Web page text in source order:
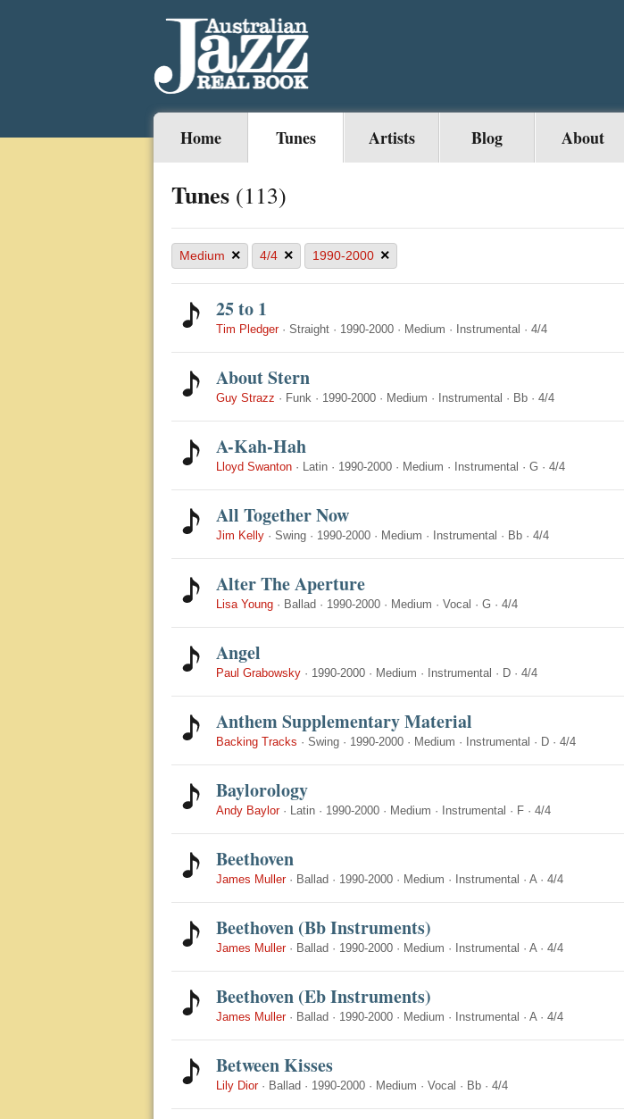
Home Tunes Artists Blog About
Tunes (113)
Medium × 4/4 × 1990-2000 ×
25 to 1
Tim Pledger· Straight · 1990-2000 · Medium · Instrumental · 4/4
About Stern
Guy Strazz · Funk · 1990-2000 · Medium · Instrumental · Bb · 4/4
A-Kah-Hah
Lloyd Swanton · Latin · 1990-2000 · Medium · Instrumental · G · 4/4
All Together Now
Jim Kelly · Swing · 1990-2000 · Medium · Instrumental · Bb · 4/4
Alter The Aperture
Lisa Young · Ballad · 1990-2000 · Medium · Vocal · G · 4/4
Angel
Paul Grabowsky · 1990-2000 · Medium · Instrumental · D · 4/4
Anthem Supplementary Material
Backing Tracks · Swing · 1990-2000 · Medium · Instrumental · D · 4/4
Baylorology
Andy Baylor· Latin · 1990-2000 · Medium · Instrumental · F · 4/4
Beethoven
James Muller· Ballad · 1990-2000 · Medium · Instrumental · A· 4/4
Beethoven (Bb Instruments)
James Muller· Ballad · 1990-2000 · Medium · Instrumental · A· 4/4
Beethoven (Eb Instruments)
James Muller· Ballad · 1990-2000 · Medium · Instrumental · A· 4/4
Between Kisses
Lily Dior· Ballad · 1990-2000 · Medium · Vocal · Bb · 4/4